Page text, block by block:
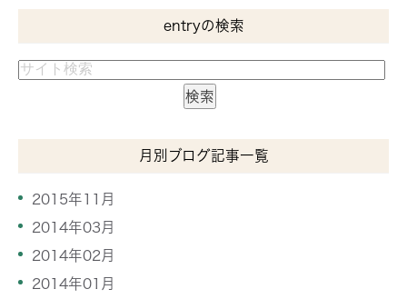
entryの検索
月別ブログ記事一覧
2015年11月
2014年03月
2014年02月
2014年01月